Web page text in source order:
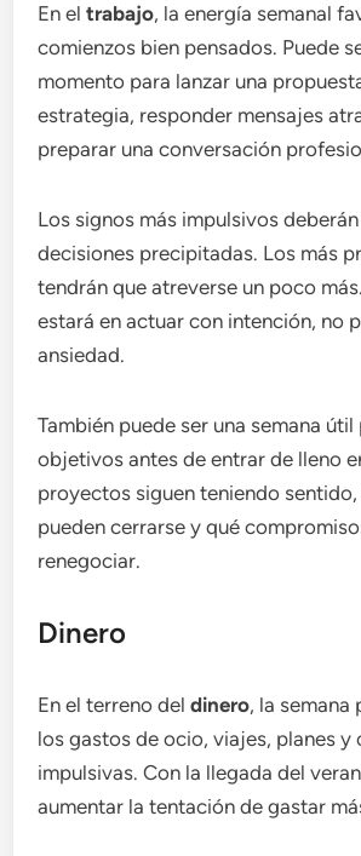
En eltrabajo, la energía semanal
comienzos bien pensados. Puede
momento para lanzar una
estrategia, responder mensajes
preparar una conversación
Los signos más impulsivos
decisiones precipitadas. Los más
tendrán que atreverse un poco
estará en actuar con intención, no
ansiedad.
También puede ser una semana
objetivos antes de entrar de lleno
proyectos siguen teniendo
pueden cerrarse y qué
renegociar.
Dinero
En el terreno deldinero, la semana
los gastos de ocio, viajes, planes y
impulsivas. Con la llegada del
aumentar la tentación de gastar